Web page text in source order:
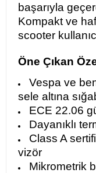
başarıyla
Kompakt ve
scooter
Öne Çıkan
Vespa ve
sele altına
ECE 22.06
Dayanıklı
Class A
vizör
Mikrometrik